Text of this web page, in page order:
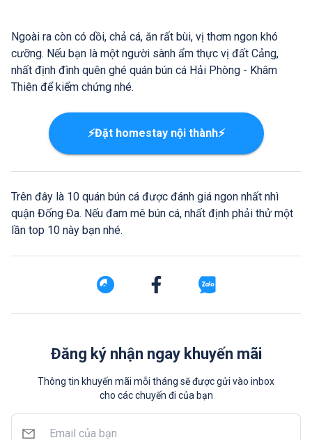
Ngoài ra còn có dồi, chả cá, ăn rất bùi, vị thơm ngon khó
cưỡng. Nếu bạn là một người sành ẩm thực vị đất Cảng,
nhất định đình quên ghé quán bún cá Hải Phòng - Khâm
Thiên để kiểm chứng nhé.
⚡Đặt homestay nội thành⚡
Trên đây là 10 quán bún cá được đánh giá ngon nhất nhì
quận Đống Đa. Nếu đam mê bún cá, nhất định phải thử một
lần top 10 này bạn nhé.
Đăng ký nhận ngay khuyến mãi
Thông tin khuyến mãi mỗi tháng sẽ được gửi vào inbox
cho các chuyến đi của bạn